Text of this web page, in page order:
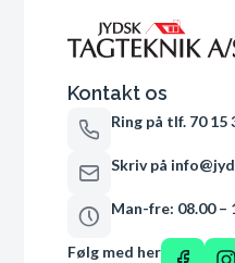
Kontakt os
Ring på tlf. 70 15
Skriv på
Man-fre: 08.00 –
Følg med her